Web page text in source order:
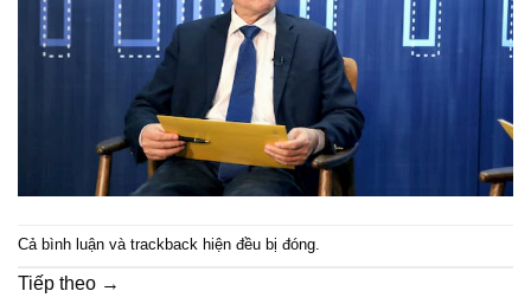
Cả bình luận và trackback hiện đều bị đóng.
Tiếp theo →